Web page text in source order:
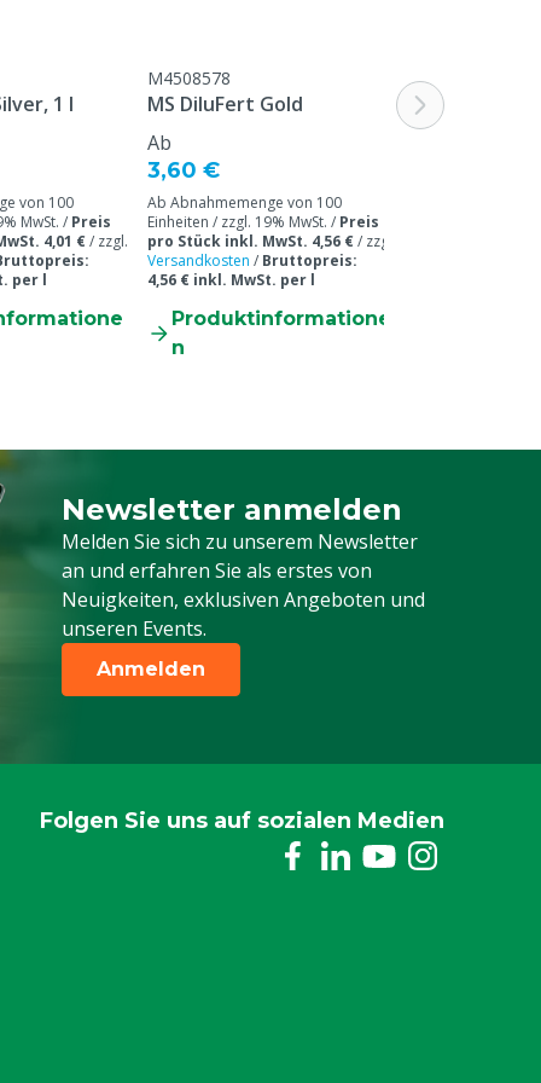
1 l
von 100
MwSt. / Preis
4,01 €/ zzgl.
per l
M4508578
MS DiluFert Gold
Ab
3,60 €
Ab Abnahmemenge von 100
Einheiten / zzgl. 19% MwSt. / Preis
pro Stück inkl. MwSt. 4,56 €/ zzgl.
Versandkosten / Bruttopreis:
4,56 € inkl. MwSt. per l
Produktinformatione
n
M4509553
Gepolsterter
Newsletter anmelden
Melden Sie sich zu unserem Newsletter
an und erfahren Sie als erstes von
Neuigkeiten, exklusiven Angeboten und
unseren Events.
Melden Sie sich für unseren Newsletter
Anmelden
Folgen Sie uns auf sozialen Medien